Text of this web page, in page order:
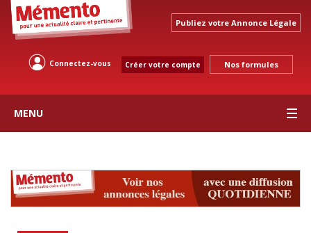
Publiez votre Annonce Légale
Connectez-vous Créer votre compte Nos formules
MENU